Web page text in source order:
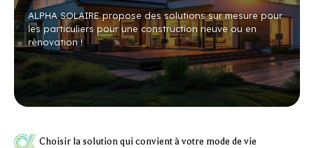
ALPHA SOLAIRE propose des solutions sur mesure pour
les particuliers pour une construction neuve ou en
rénovation !
Choisir la solution qui convient à votre mode de vie